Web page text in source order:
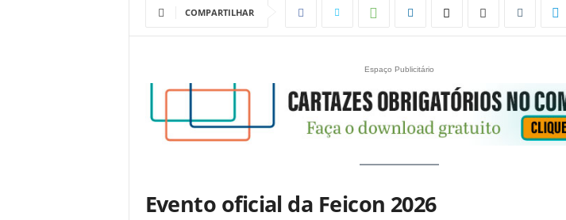
COMPARTILHAR
Espaço Publicitário
Evento oficial da Feicon 2026